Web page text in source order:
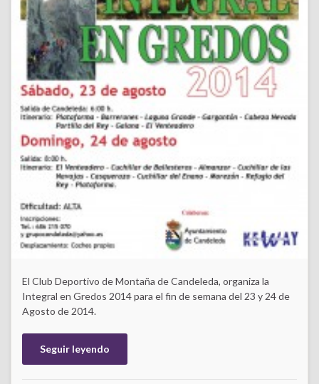
El Club Deportivo de Montaña de Candeleda, organiza la
Integral en Gredos 2014 para el fin de semana del 23 y 24 de
Agosto de 2014.
Seguir leyendo